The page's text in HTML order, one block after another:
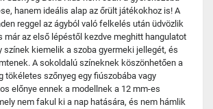
hanem ideális alap az őrült játékokhoz is! A
reggel az ágyból való felkelés után üdvözlik
már az első lépéstől kezdve meghitt hangulatot
színek kiemelik a szoba gyermeki jellegét, és
A sokoldalú színeknek köszönhetően a
tökéletes szőnyeg egy fiúszobába vagy
előnye ennek a modellnek a 12 mm-es
nem fakul ki a nap hatására, és nem hámlik